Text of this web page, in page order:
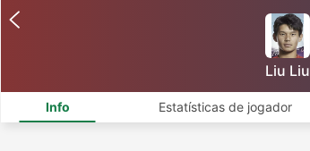
Liu Liu
Info Estatísticas de jogador